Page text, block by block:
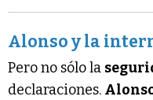
Alonso y la
Pero no sólo la
declaraciones.